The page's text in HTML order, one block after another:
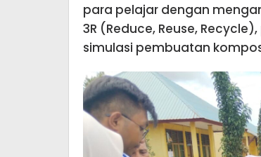
para pelajar dengan
3R (Reduce, Reuse,
simulasi pembuatan